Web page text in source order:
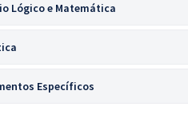
Lógico e Matemática
Específicos